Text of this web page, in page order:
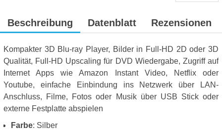
Beschreibung Datenblatt Rezensionen
Kompakter 3D Blu-ray Player, Bilder in Full-HD 2D oder 3D
Qualität, Full-HD Upscaling für DVD Wiedergabe, Zugriff auf
Internet Apps wie Amazon Instant Video, Netflix oder
Youtube, einfache Einbindung ins Netzwerk über LAN-
Anschluss, Filme, Fotos oder Musik über USB Stick oder
externe Festplatte abspielen
Farbe: Silber